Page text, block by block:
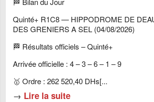
Quinté+ R1C8 — HIPPODROME DE
DES GRENIERS A SEL (04/08/2026)
🏁 Résultats officiels – Quinté+
Arrivée officielle : 4 – 3 – 6 – 1 – 9
🥇 Ordre : 262 520,40 DHs[...
→ Lire la suite